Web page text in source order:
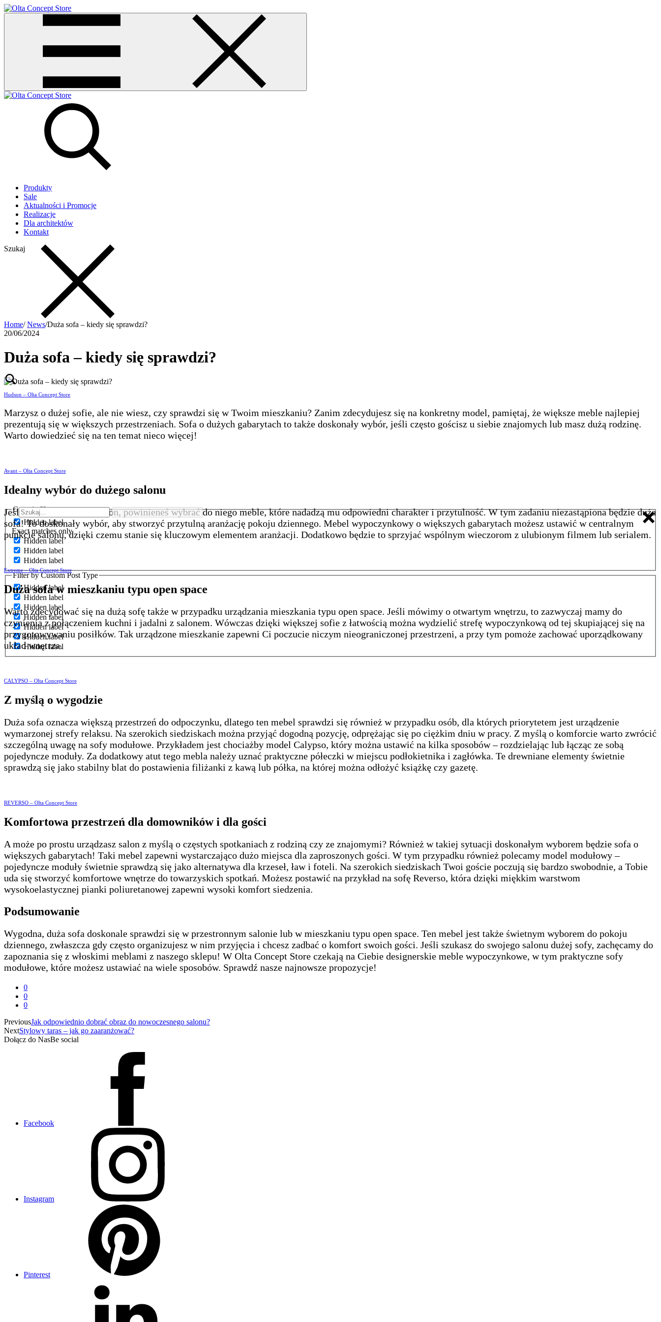
Produkty
Sale
Aktualności i Promocje
Realizacje
Dla architektów
Kontakt
Szukaj
Generic filters
Hidden label
Exact matches only
Hidden label
Hidden label
Hidden label
Filter by Custom Post Type
Hidden label
Hidden label
Hidden label
Hidden label
Hidden label
Hidden label
Hidden label
Home/ News/Duża sofa – kiedy się sprawdzi?
20/06/2024
Duża sofa – kiedy się sprawdzi?
Hudson – Olta Concept Store
Marzysz o dużej sofie, ale nie wiesz, czy sprawdzi się w Twoim mieszkaniu? Zanim zdecydujesz się na konkretny model, pamiętaj, że większe meble najlepiej
prezentują się w większych przestrzeniach. Sofa o dużych gabarytach to także doskonały wybór, jeśli często gościsz u siebie znajomych lub masz dużą rodzinę.
Warto dowiedzieć się na ten temat nieco więcej!
Avant – Olta Concept Store
Idealny wybór do dużego salonu
Jeśli masz przestronny salon, powinieneś wybrać do niego meble, które nadadzą mu odpowiedni charakter i przytulność. W tym zadaniu niezastąpiona będzie duża
sofa! To doskonały wybór, aby stworzyć przytulną aranżację pokoju dziennego. Mebel wypoczynkowy o większych gabarytach możesz ustawić w centralnym
punkcie salonu, dzięki czemu stanie się kluczowym elementem aranżacji. Dodatkowo będzie to sprzyjać wspólnym wieczorom z ulubionym filmem lub serialem.
Extreme – Olta Concept Store
Duża sofa w mieszkaniu typu open space
Warto zdecydować się na dużą sofę także w przypadku urządzania mieszkania typu open space. Jeśli mówimy o otwartym wnętrzu, to zazwyczaj mamy do
czynienia z połączeniem kuchni i jadalni z salonem. Wówczas dzięki większej sofie z łatwością można wydzielić strefę wypoczynkową od tej skupiającej się na
przygotowywaniu posiłków. Tak urządzone mieszkanie zapewni Ci poczucie niczym nieograniczonej przestrzeni, a przy tym pomoże zachować uporządkowany
układ wnętrza.
CALYPSO – Olta Concept Store
Z myślą o wygodzie
Duża sofa oznacza większą przestrzeń do odpoczynku, dlatego ten mebel sprawdzi się również w przypadku osób, dla których priorytetem jest urządzenie
wymarzonej strefy relaksu. Na szerokich siedziskach można przyjąć dogodną pozycję, odprężając się po ciężkim dniu w pracy. Z myślą o komforcie warto zwrócić
szczególną uwagę na sofy modułowe. Przykładem jest chociażby model Calypso, który można ustawić na kilka sposobów – rozdzielając lub łącząc ze sobą
pojedyncze moduły. Za dodatkowy atut tego mebla należy uznać praktyczne półeczki w miejscu podłokietnika i zagłówka. Te drewniane elementy świetnie
sprawdzą się jako stabilny blat do postawienia filiżanki z kawą lub półka, na której można odłożyć książkę czy gazetę.
REVERSO – Olta Concept Store
Komfortowa przestrzeń dla domowników i dla gości
A może po prostu urządzasz salon z myślą o częstych spotkaniach z rodziną czy ze znajomymi? Również w takiej sytuacji doskonałym wyborem będzie sofa o
większych gabarytach! Taki mebel zapewni wystarczająco dużo miejsca dla zaproszonych gości. W tym przypadku również polecamy model modułowy –
pojedyncze moduły świetnie sprawdzą się jako alternatywa dla krzeseł, ław i foteli. Na szerokich siedziskach Twoi goście poczują się bardzo swobodnie, a Tobie
uda się stworzyć komfortowe wnętrze do towarzyskich spotkań. Możesz postawić na przykład na sofę Reverso, która dzięki miękkim warstwom
wysokoelastycznej pianki poliuretanowej zapewni wysoki komfort siedzenia.
Podsumowanie
Wygodna, duża sofa doskonale sprawdzi się w przestronnym salonie lub w mieszkaniu typu open space. Ten mebel jest także świetnym wyborem do pokoju
dziennego, zwłaszcza gdy często organizujesz w nim przyjęcia i chcesz zadbać o komfort swoich gości. Jeśli szukasz do swojego salonu dużej sofy, zachęcamy do
zapoznania się z włoskimi meblami z naszego sklepu! W Olta Concept Store czekają na Ciebie designerskie meble wypoczynkowe, w tym praktyczne sofy
modułowe, które możesz ustawiać na wiele sposobów. Sprawdź nasze najnowsze propozycje!
0
0
0
PreviousJak odpowiednio dobrać obraz do nowoczesnego salonu?
NextStylowy taras – jak go zaaranżować?
Dołącz do NasBe social
Facebook
Instagram
Pinterest